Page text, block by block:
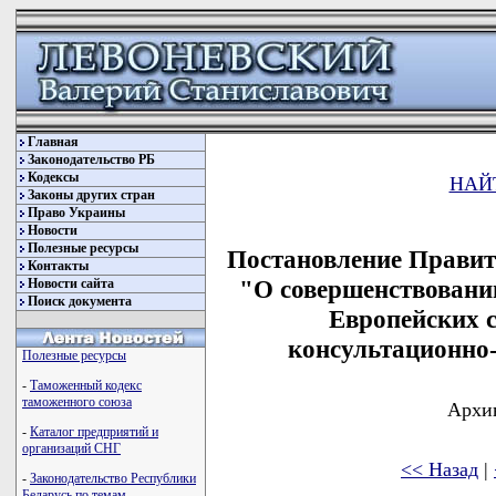
Главная
Законодательство РБ
Кодексы
Законы других стран
Право Украины
Новости
Полезные ресурсы
Контакты
Новости сайта
Поиск документа
Полезные ресурсы
- Таможенный кодекс
таможенного союза
- Каталог предприятий и
организаций СНГ
- Законодательство Республики
Постановление
"О
Европейских
<< Назад |